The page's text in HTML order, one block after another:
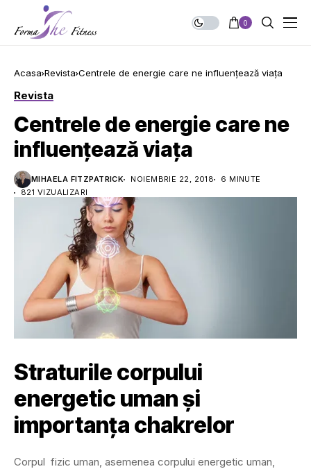
0
Acasa Revista Centrele de energie care ne influențează viața
Revista
Centrele de energie care ne
influențează viața
MIHAELA FITZPATRICK NOIEMBRIE 22, 2018
6 MINUTE
821 VIZUALIZARI
Straturile corpului
energetic uman și
importanța chakrelor
Corpul fizic uman, asemenea corpului energetic uman,